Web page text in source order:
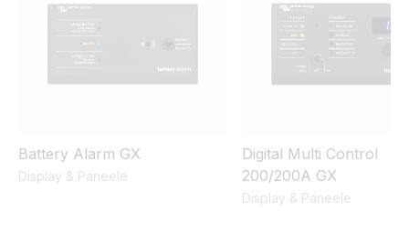
Certificate EMC - Multi 500
MultiPlus 3kVA, 5kVA & Quattro 3kVA up to 15kVA
Declaration of Conformity - MultiPlus 500VA - 2000VA
Battery Alarm GX
Display & Paneele
Digital Multi Control
200/200A GX
Display & Paneele